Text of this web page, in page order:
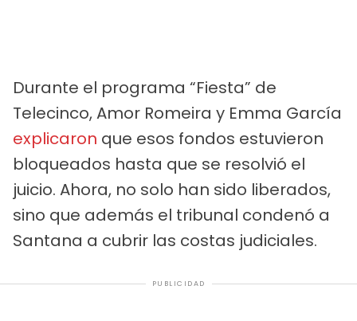
Durante el programa “Fiesta” de
Telecinco, Amor Romeira y Emma García
explicaron que esos fondos estuvieron
bloqueados hasta que se resolvió el
juicio. Ahora, no solo han sido liberados,
sino que además el tribunal condenó a
Santana a cubrir las costas judiciales.
PUBLICIDAD